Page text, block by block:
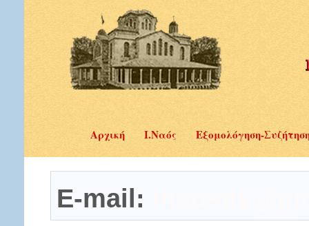
Αρχική Ι.Ναός Εξομολόγηση-
E-mail: